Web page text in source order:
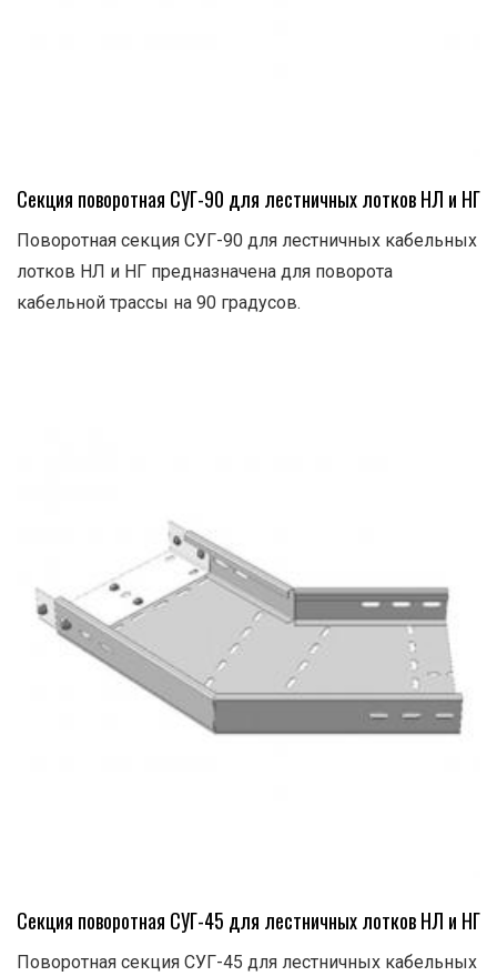
Секция поворотная СУГ-90 для лестничных лотков НЛ и НГ
Поворотная секция СУГ-90 для лестничных кабельных
лотков НЛ и НГ предназначена для поворота
кабельной трассы на 90 градусов.
Секция поворотная СУГ-45 для лестничных лотков НЛ и НГ
Поворотная секция СУГ-45 для лестничных кабельных